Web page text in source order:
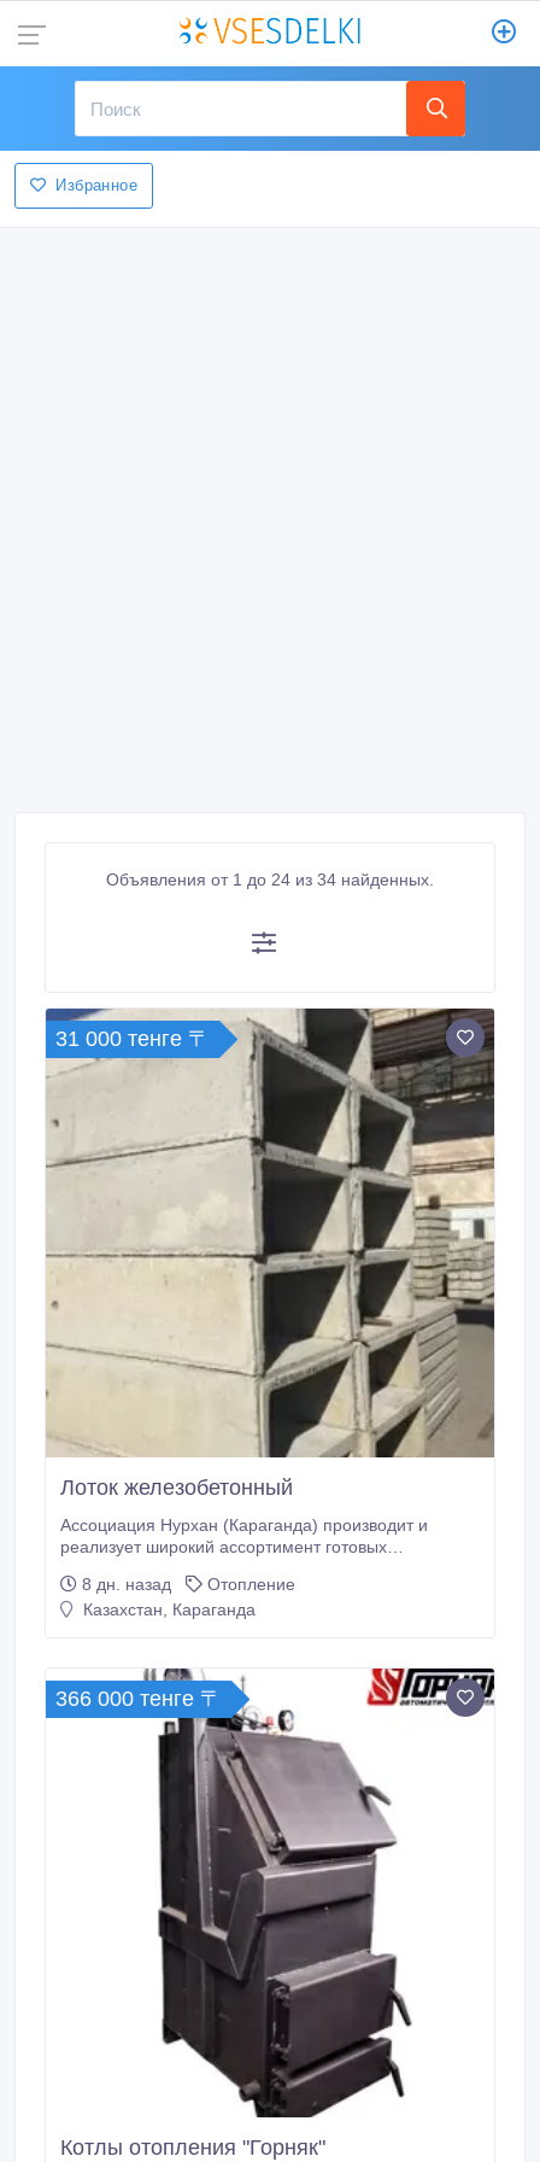
Избранное
Объявления от 1 до 24 из 34 найденных.
31 000 тенге 〒
Лоток железобетонный
Ассоциация Нурхан (Караганда) производит и
реализует широкий ассортимент готовых
водоводов и иных коммуникаций, в том числе Лотки
железобетонные сер. 3.006.1-2/87. Марки: Л 4-8/4
(780*2980*530, m=0, 9т.
8 дн. назад
Отопление
Казахстан, Караганда
366 000 тенге 〒
Котлы отопления "Горняк"